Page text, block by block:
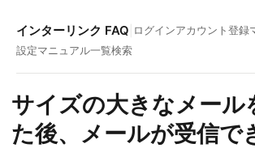
インターリンク FAQ ログインアカウント登録
設定マニュアル一覧検索
サイズの大きなメール
た後、メールが受信で